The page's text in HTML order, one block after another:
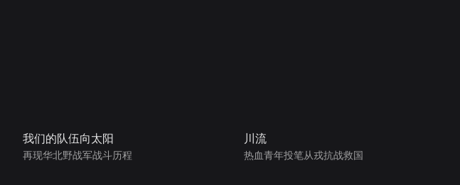
我们的队伍向太阳
再现华北野战军战斗历程
川流
热血青年投笔从戎抗战救国